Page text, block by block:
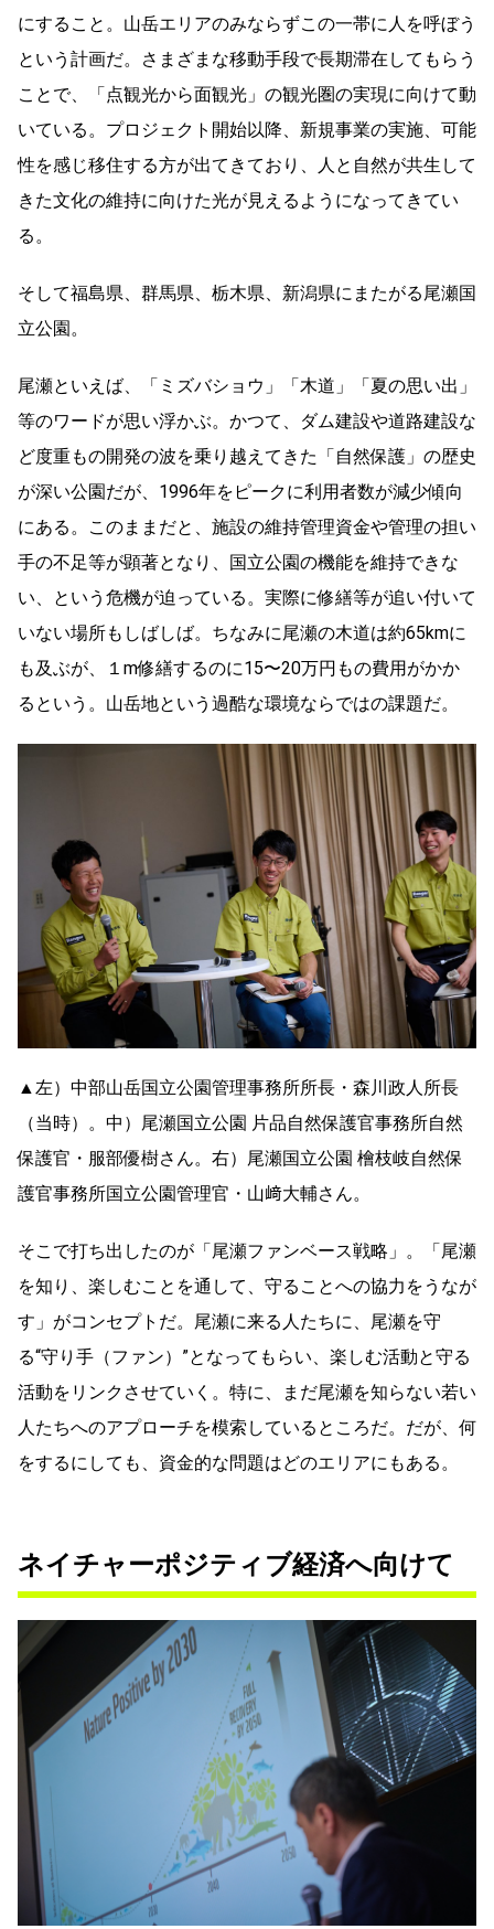
にすること。山岳エリアのみならずこの一帯に人を呼ぼう
という計画だ。さまざまな移動手段で長期滞在してもらう
ことで、「点観光から面観光」の観光圏の実現に向けて動
いている。プロジェクト開始以降、新規事業の実施、可能
性を感じ移住する方が出てきており、人と自然が共生して
きた文化の維持に向けた光が見えるようになってきてい
る。
そして福島県、群馬県、栃木県、新潟県にまたがる尾瀬国
立公園。
尾瀬といえば、「ミズバショウ」「木道」「夏の思い出」
等のワードが思い浮かぶ。かつて、ダム建設や道路建設な
ど度重もの開発の波を乗り越えてきた「自然保護」の歴史
が深い公園だが、1996年をピークに利用者数が減少傾向
にある。このままだと、施設の維持管理資金や管理の担い
手の不足等が顕著となり、国立公園の機能を維持できな
い、という危機が迫っている。実際に修繕等が追い付いて
いない場所もしばしば。ちなみに尾瀬の木道は約65kmに
も及ぶが、１m修繕するのに15〜20万円もの費用がかか
るという。山岳地という過酷な環境ならではの課題だ。
▲左）中部山岳国立公園管理事務所所長・森川政人所長
（当時）。中）尾瀬国立公園 片品自然保護官事務所自然
保護官・服部優樹さん。右）尾瀬国立公園 檜枝岐自然保
護官事務所国立公園管理官・山﨑大輔さん。
そこで打ち出したのが「尾瀬ファンベース戦略」。「尾瀬
を知り、楽しむことを通して、守ることへの協力をうなが
す」がコンセプトだ。尾瀬に来る人たちに、尾瀬を守
る“守り手（ファン）”となってもらい、楽しむ活動と守る
活動をリンクさせていく。特に、まだ尾瀬を知らない若い
人たちへのアプローチを模索しているところだ。だが、何
をするにしても、資金的な問題はどのエリアにもある。
ネイチャーポジティブ経済へ向けて